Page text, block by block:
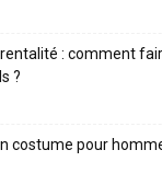
: comment
?
costume pour